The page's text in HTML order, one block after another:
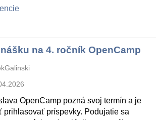
na 4. ročník OpenCamp
OpenCamp pozná svoj termín a je
prihlasovať príspevky. Podujatie sa